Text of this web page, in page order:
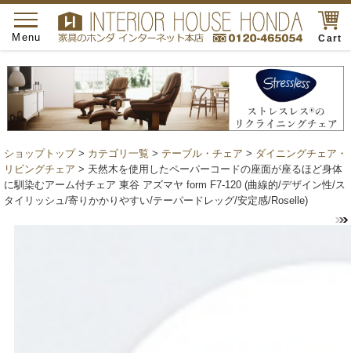
Cart
toggle
navigation
Menu
ショップトップ> カテゴリ一覧 > テーブル・チェア > ダイニングチェア・
リビングチェア > 天然木を使用したペーパーコードの座面が座るほど身体
に馴染むアーム付チェア 東谷 アズマヤ form F7-120 (曲線的/デザイン性/ス
タイリッシュ/寄りかかりやすい/テーパードレッグ/安定感/Roselle)